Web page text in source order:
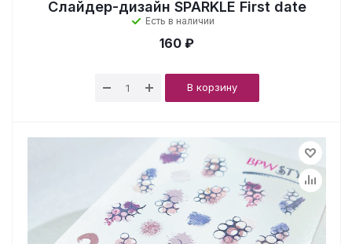
Слайдер-дизайн SPARKLE First date
Есть в наличии
160 ₽
В корзину